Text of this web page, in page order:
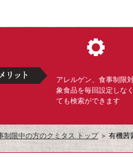
アレルゲン、食事制限
象食品を毎回設定しなく
ても検索ができます
制限中の方のクミタス トップ＞有機茜